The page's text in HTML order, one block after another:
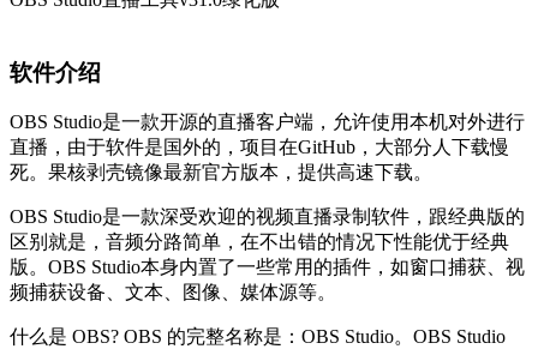
软件介绍
OBS Studio是一款开源的直播客户端，允许使用本机对外进行
直播，由于软件是国外的，项目在GitHub，大部分人下载慢
死。果核剥壳镜像最新官方版本，提供高速下载。
OBS Studio是一款深受欢迎的视频直播录制软件，跟经典版的
区别就是，音频分路简单，在不出错的情况下性能优于经典
版。OBS Studio本身内置了一些常用的插件，如窗口捕获、视
频捕获设备、文本、图像、媒体源等。
什么是 OBS? OBS 的完整名称是：OBS Studio。OBS Studio